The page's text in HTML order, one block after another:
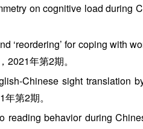
on cognitive load during
‘reordering’ for coping with
，2021年第2期。
Chinese sight translation
年第2期。
behavior during